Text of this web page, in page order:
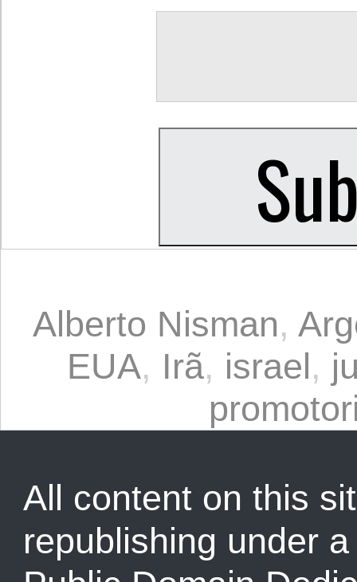
Alberto Nisman,
EUA, Irã, israel,
All content on this
republishing under